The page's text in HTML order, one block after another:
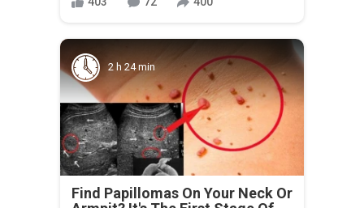
2 h 24 min
Find Papillomas On Your Neck Or